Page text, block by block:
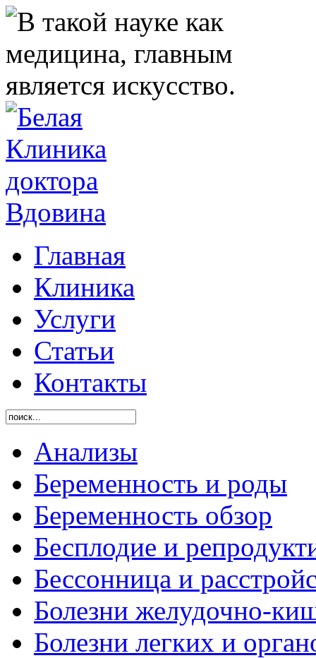
Главная
Клиника
Услуги
Статьи
Контакты
Анализы
Беременность и роды
Беременность обзор
Бесплодие и
Бессонница и
Болезни желудочно-
Болезни легких и